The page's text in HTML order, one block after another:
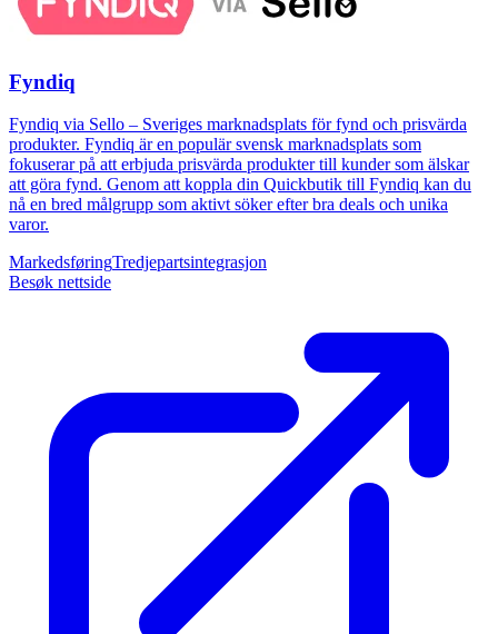
Fyndiq
Fyndiq via Sello – Sveriges marknadsplats för fynd och prisvärda
produkter. Fyndiq är en populär svensk marknadsplats som
fokuserar på att erbjuda prisvärda produkter till kunder som älskar
att göra fynd. Genom att koppla din Quickbutik till Fyndiq kan du
nå en bred målgrupp som aktivt söker efter bra deals och unika
varor.
MarkedsføringTredjepartsintegrasjon
Besøk nettside